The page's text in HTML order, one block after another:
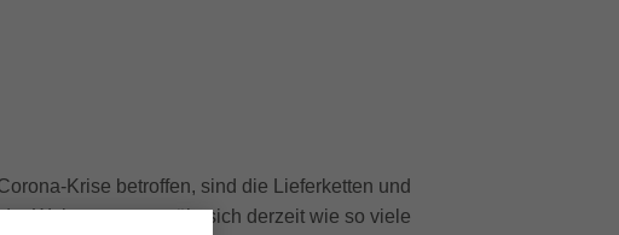
Krise betroffen, sind die Lieferketten und
Welt unterwegs, übt sich derzeit wie so viele